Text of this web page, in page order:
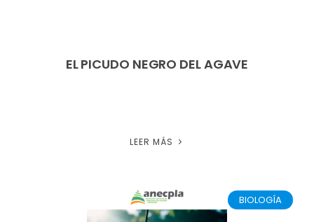
EL PICUDO NEGRO DEL AGAVE
LEER MÁS
BIOLOGÍA